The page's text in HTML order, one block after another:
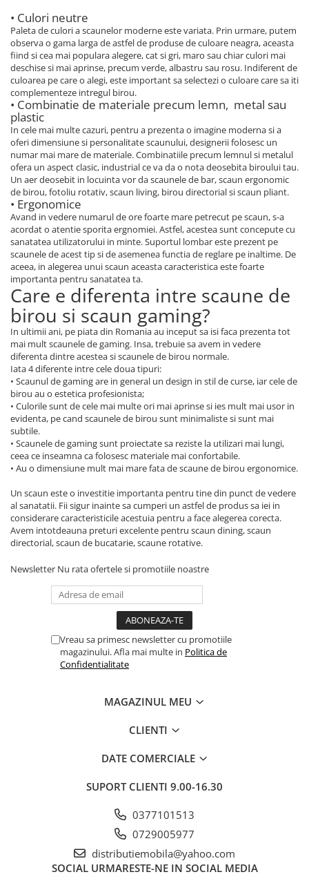
• Culori neutre
Paleta de culori a scaunelor moderne este variata. Prin urmare, putem
observa o gama larga de astfel de produse de culoare neagra, aceasta
fiind si cea mai populara alegere, cat si gri, maro sau chiar culori mai
deschise si mai aprinse, precum verde, albastru sau rosu. Indiferent de
culoarea pe care o alegi, este important sa selectezi o culoare care sa iti
complementeze intregul birou.
• Combinatie de materiale precum lemn, metal sau
plastic
In cele mai multe cazuri, pentru a prezenta o imagine moderna si a
oferi dimensiune si personalitate scaunului, designerii folosesc un
numar mai mare de materiale. Combinatiile precum lemnul si metalul
ofera un aspect clasic, industrial ce va da o nota deosebita biroului tau.
Un aer deosebit in locuinta vor da scaunele de bar, scaun ergonomic
de birou, fotoliu rotativ, scaun living, birou directorial si scaun pliant.
• Ergonomice
Avand in vedere numarul de ore foarte mare petrecut pe scaun, s-a
acordat o atentie sporita ergnomiei. Astfel, acestea sunt concepute cu
sanatatea utilizatorului in minte. Suportul lombar este prezent pe
scaunele de acest tip si de asemenea functia de reglare pe inaltime. De
aceea, in alegerea unui scaun aceasta caracteristica este foarte
importanta pentru sanatatea ta.
Care e diferenta intre scaune de
birou si scaun gaming?
In ultimii ani, pe piata din Romania au inceput sa isi faca prezenta tot
mai mult scaunele de gaming. Insa, trebuie sa avem in vedere
diferenta dintre acestea si scaunele de birou normale.
Iata 4 diferente intre cele doua tipuri:
• Scaunul de gaming are in general un design in stil de curse, iar cele de
birou au o estetica profesionista;
• Culorile sunt de cele mai multe ori mai aprinse si ies mult mai usor in
evidenta, pe cand scaunele de birou sunt minimaliste si sunt mai
subtile.
• Scaunele de gaming sunt proiectate sa reziste la utilizari mai lungi,
ceea ce inseamna ca folosesc materiale mai confortabile.
• Au o dimensiune mult mai mare fata de scaune de birou ergonomice.
Un scaun este o investitie importanta pentru tine din punct de vedere
al sanatatii. Fii sigur inainte sa cumperi un astfel de produs sa iei in
considerare caracteristicile acestuia pentru a face alegerea corecta.
Avem intotdeauna preturi excelente pentru scaun dining, scaun
directorial, scaun de bucatarie, scaune rotative.
Newsletter Nu rata ofertele si promotiile noastre
Vreau sa primesc newsletter cu promotiile
magazinului. Afla mai multe in Politica de
Confidentialitate
MAGAZINUL MEU
CLIENTI
DATE COMERCIALE
SUPORT CLIENTI 9.00-16.30
0377101513
0729005977
distributiemobila@yahoo.com
SOCIAL URMARESTE-NE IN SOCIAL MEDIA